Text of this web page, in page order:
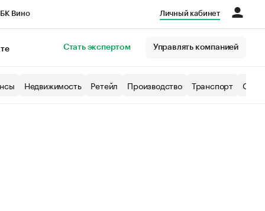
Вино Личный кабинет
Стать экспертом Управлять компанией
Недвижимость Ретейл Производство Транспорт